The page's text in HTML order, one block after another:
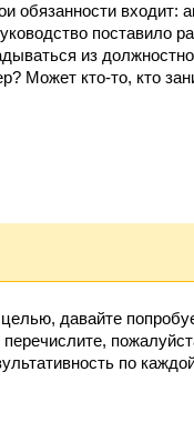
обязанности входит:
поставило
из
Может кто-то, кто
давайте
по